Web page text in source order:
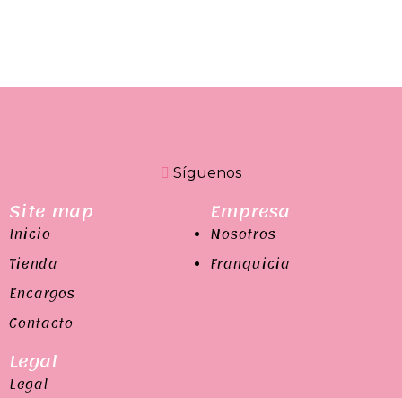
Síguenos
Site map
Inicio
Tienda
Encargos
Contacto
Empresa
Nosotros
Franquicia
Legal
Legal